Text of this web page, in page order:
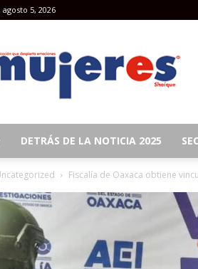
5, 2026
DETRÁS DE LA NOTICIA 2025
Fiscalía de Oaxaca obtiene